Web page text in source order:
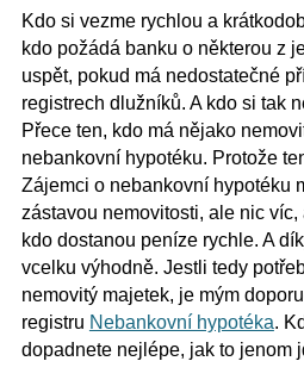
Kdo si vezme rychlou a
kdo požádá banku o některou z
uspět, pokud má nedostatečné
registrech dlužníků. A kdo si tak
Přece ten, kdo má nějako
nebankovní hypotéku. Protože
Zájemci o nebankovní hypotéku
zástavou nemovitosti, ale nic
kdo dostanou peníze rychle. A
vcelku výhodně. Jestli tedy
nemovitý majetek, je mým
registru Nebankovní hypotéka.
dopadnete nejlépe, jak to jenom